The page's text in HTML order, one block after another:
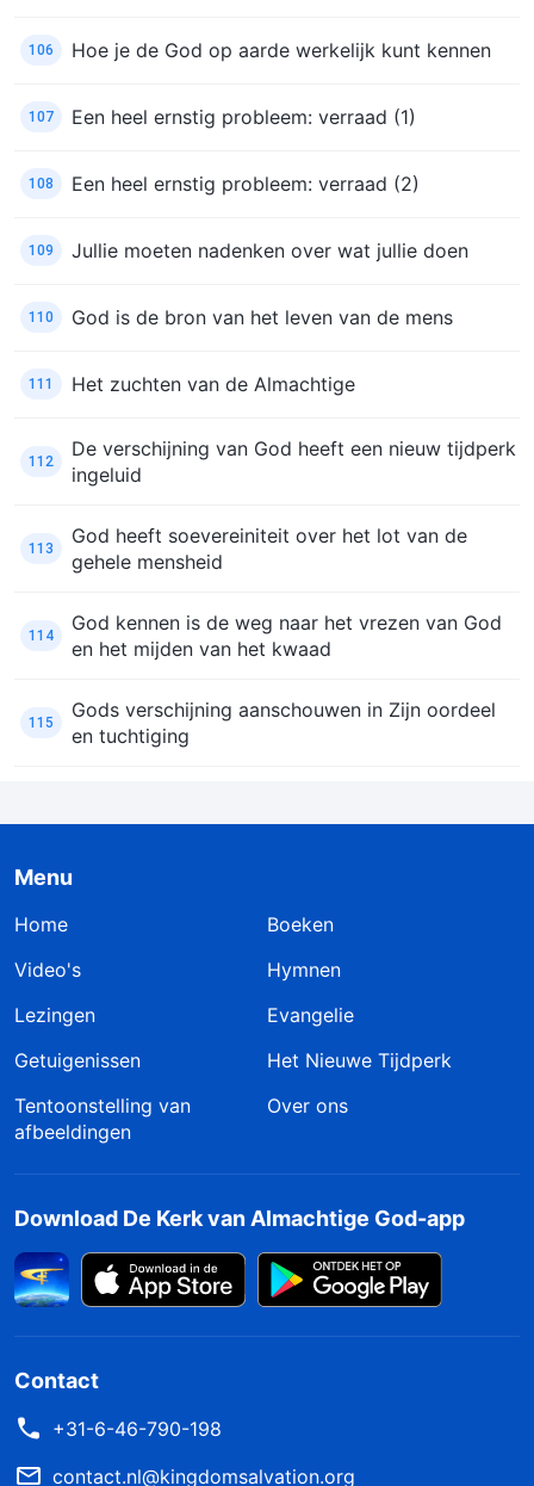
106 Hoe je de God op aarde werkelijk kunt kennen
107 Een heel ernstig probleem: verraad (1)
108 Een heel ernstig probleem: verraad (2)
109 Jullie moeten nadenken over wat jullie doen
110 God is de bron van het leven van de mens
111 Het zuchten van de Almachtige
112
De verschijning van God heeft een nieuw tijdperk
ingeluid
113
God heeft soevereiniteit over het lot van de
gehele mensheid
114
God kennen is de weg naar het vrezen van God
en het mijden van het kwaad
115
Gods verschijning aanschouwen in Zijn oordeel
en tuchtiging
Menu
Home
Boeken
Video's
Hymnen
Lezingen
Evangelie
Getuigenissen
Het Nieuwe Tijdperk
Tentoonstelling van
afbeeldingen
Over ons
Download De Kerk van Almachtige God-app
Contact
+31-6-46-790-198
contact.nl@kingdomsalvation.org